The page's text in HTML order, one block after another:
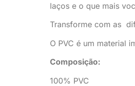
laços e o que mais
Transforme com as
O PVC é um material
Composição:
100% PVC